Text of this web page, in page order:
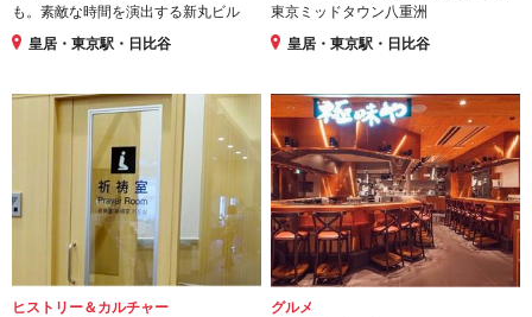
も。素敵な時間を演出する新丸ビル
皇居・東京駅・日比谷
東京ミッドタウン八重洲
皇居・東京駅・日比谷
ヒストリー＆カルチャー グルメ